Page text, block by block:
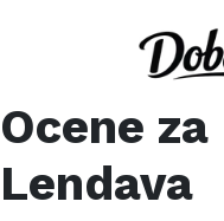
Ocene za
Lendava